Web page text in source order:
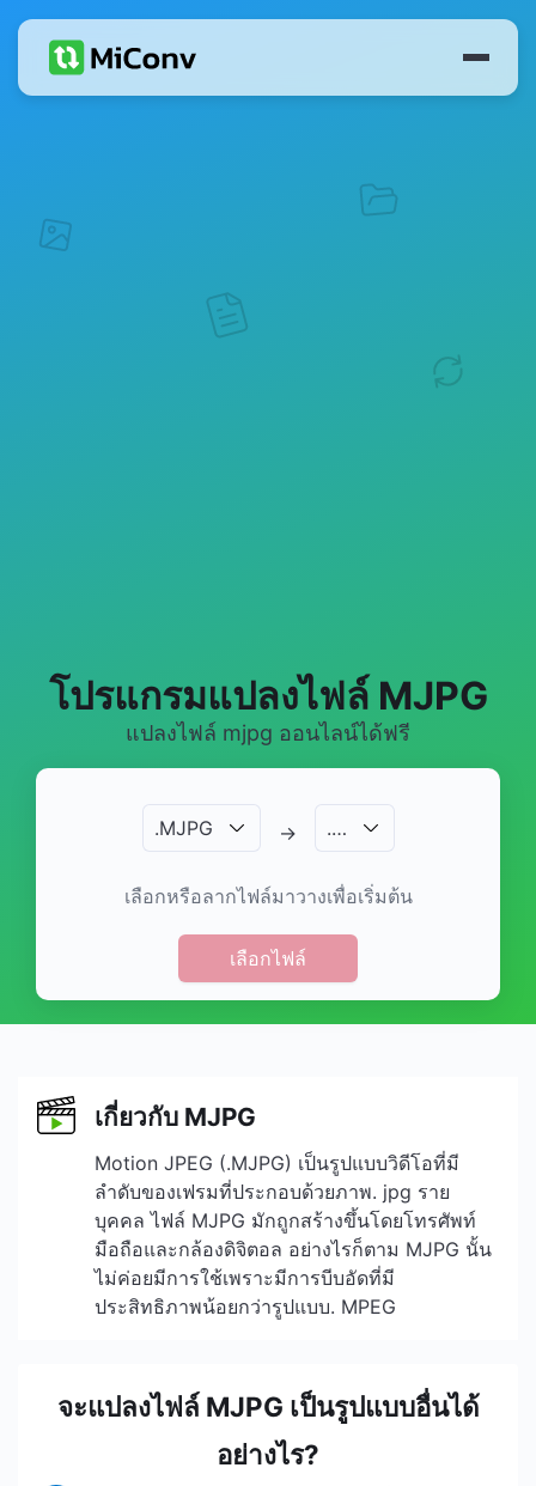
โปรแกรมแปลงไฟล์ MJPG
แปลงไฟล์ mjpg ออนไลน์ได้ฟรี
.MJPG → .…
เลือกหรือลากไฟล์มาวางเพื่อเริ่มต้น
เลือกไฟล์
เกี่ยวกับ MJPG
Motion JPEG (.MJPG) เป็นรูปแบบวิดีโอที่มี
ลำดับของเฟรมที่ประกอบด้วยภาพ. jpg ราย
บุคคล ไฟล์ MJPG มักถูกสร้างขึ้นโดยโทรศัพท์
มือถือและกล้องดิจิตอล อย่างไรก็ตาม MJPG นั้น
ไม่ค่อยมีการใช้เพราะมีการบีบอัดที่มี
ประสิทธิภาพน้อยกว่ารูปแบบ. MPEG
จะแปลงไฟล์ MJPG เป็นรูปแบบอื่นได้
อย่างไร?